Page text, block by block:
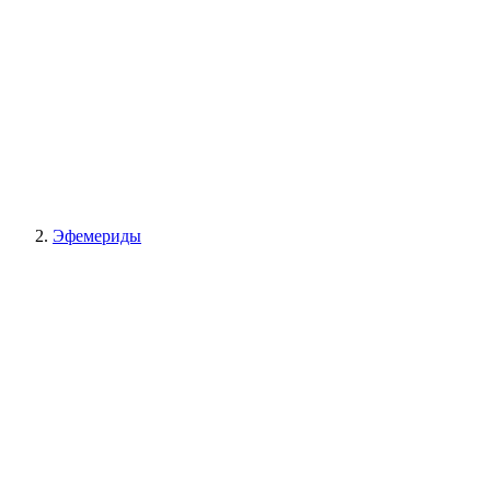
Эфемериды